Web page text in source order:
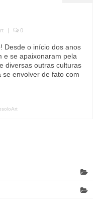
| 0
Desde o início dos anos
e se apaixonaram pela
diversas outras culturas
envolver de fato com